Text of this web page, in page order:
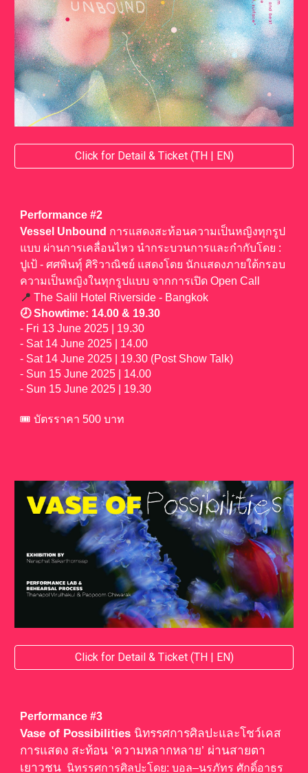
Click for Detail & Ticket (TH | EN)
Performance #2
Vessel Unbound การแสดงสะท้อนความเป็นหญิงทุกรูป
แบบ ผ่านการเคลื่อนไหว นำกระบวนการและกำกับโดย :
ปูเป้ - ศศพินทุ์ ศิริวาณิชย์ แสดงโดย นักแสดงภายใต้กรอบ
ความเป็นหญิงในทุกรูปแบบ จากการเปิด Open Call
📍 The Salil Hotel Riverside - Bangkok
🕗 Showtime: 14.00 & 19.30
- Fri 13 June 2025 | 19.30
- Sat 14 June 2025 | 14.00
- Sat 14 June 2025 | 19.30 (Post Show Talk)
- Sun 15 June 2025 | 14.00
- Sun 15 June 2025 | 19.30
🎟️ บัตรราคา500 บาท
Click for Detail & Ticket (TH | EN)
Performance #3
Vase of Possibilities นิทรรศการศิลปะและโชว์เคส
การแสดง สะท้อน ‘ความหลากหลาย’ ผ่านสายตา
เยาวชน นิทรรศการศิลปะโดย: บอล–นรภัทร ศักดิ์อาธร